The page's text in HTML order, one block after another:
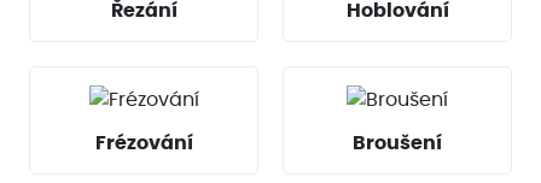
Řezání Hoblování
Frézování Broušení